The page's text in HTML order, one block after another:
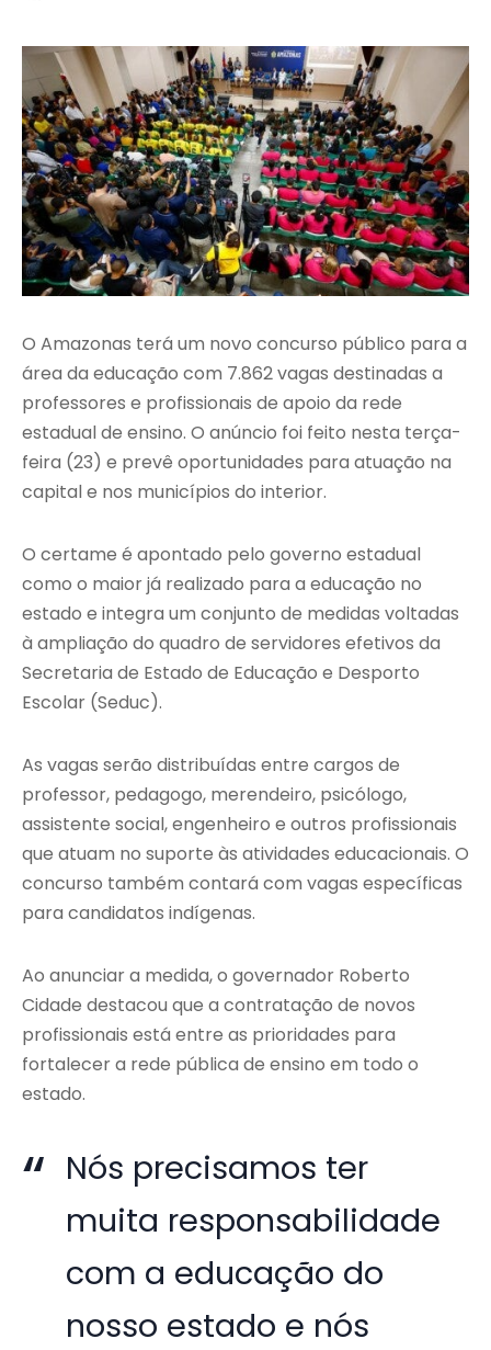
O Amazonas terá um novo concurso público para a
área da educação com 7.862 vagas destinadas a
professores e profissionais de apoio da rede
estadual de ensino. O anúncio foi feito nesta terça-
feira (23) e prevê oportunidades para atuação na
capital e nos municípios do interior.
O certame é apontado pelo governo estadual
como o maior já realizado para a educação no
estado e integra um conjunto de medidas voltadas
à ampliação do quadro de servidores efetivos da
Secretaria de Estado de Educação e Desporto
Escolar (Seduc).
As vagas serão distribuídas entre cargos de
professor, pedagogo, merendeiro, psicólogo,
assistente social, engenheiro e outros profissionais
que atuam no suporte às atividades educacionais. O
concurso também contará com vagas específicas
para candidatos indígenas.
Ao anunciar a medida, o governador Roberto
Cidade destacou que a contratação de novos
profissionais está entre as prioridades para
fortalecer a rede pública de ensino em todo o
estado.
Nós precisamos ter
muita responsabilidade
com a educação do
nosso estado e nós